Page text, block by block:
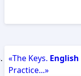
«The Keys. English
Practice...»